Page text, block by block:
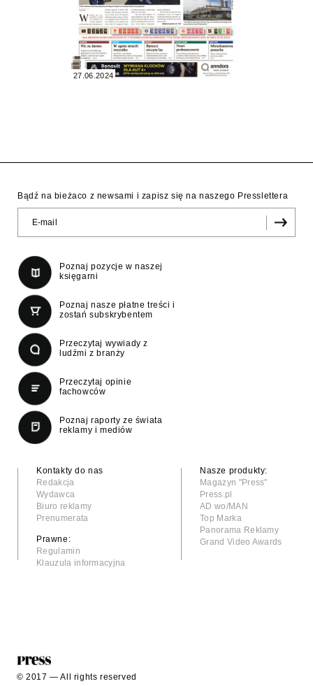
27.06.2024
Bądź na bieżaco z newsami i zapisz się na naszego Presslettera
Poznaj pozycje w naszej
księgarni
Poznaj nasze płatne treści i
zostań subskrybentem
Przeczytaj wywiady z
ludźmi z branży
Przeczytaj opinie
fachowców
Poznaj raporty ze świata
reklamy i mediów
Kontakty do nas
Redakcja
Wydawca
Biuro reklamy
Prenumerata
Prawne:
Regulamin
Klauzula informacyjna
Nasze produkty:
Magazyn "Press"
Press.pl
AD wo/MAN
Top Marka
Panorama Reklamy
Grand Video Awards
© 2017 — All rights reserved